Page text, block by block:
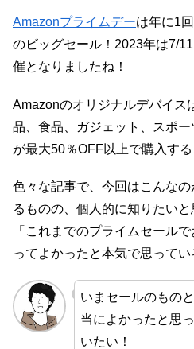
Amazonプライムデーは年に1
のビッグセール！2023年は7/
催となりましたね！
Amazonのオリジナルデバイス
品、食品、ガジェット、スポ
が最大50％OFF以上で購入する
色々な記事で、今回はこんな
るものの、個人的に知りたいと
「これまでのプライムセール
ってよかったと本気で思って
いまセールのもの
当によかったと思
いたい！